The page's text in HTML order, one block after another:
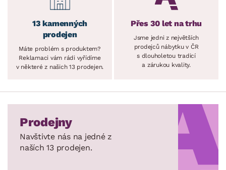
13 kamenných
prodejen
Máte problém s produktem?
Reklamaci vám rádi vyřídíme
v některé z našich 13 prodejen.
Přes 30 let na trhu
Jsme jedni z největších
prodejců nábytku v ČR
s dlouholetou tradicí
a zárukou kvality.
Prodejny
Navštivte nás na jedné z
naších 13 prodejen.